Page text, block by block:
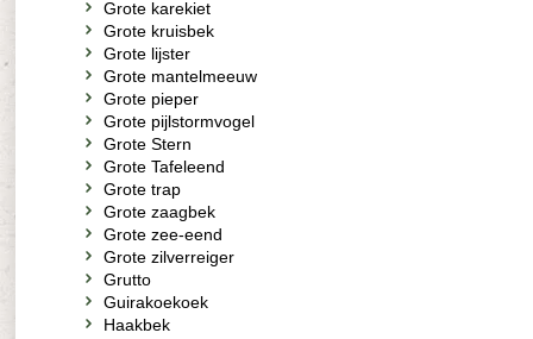
Grote karekiet
Grote kruisbek
Grote lijster
Grote mantelmeeuw
Grote pieper
Grote pijlstormvogel
Grote Stern
Grote Tafeleend
Grote trap
Grote zaagbek
Grote zee-eend
Grote zilverreiger
Grutto
Guirakoekoek
Haakbek